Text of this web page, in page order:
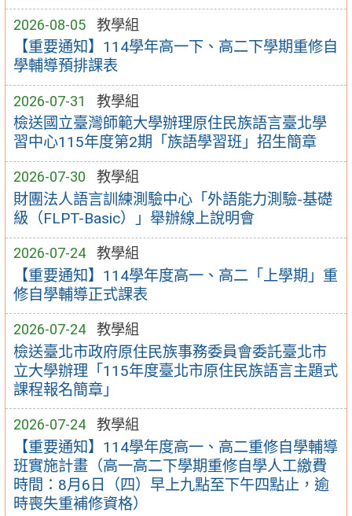
2026-08-05 教學組
【重要通知】114學年高一下、高二下學期重修自
學輔導預排課表
2026-07-31 教學組
檢送國立臺灣師範大學辦理原住民族語言臺北學
習中心115年度第2期「族語學習班」招生簡章
2026-07-30 教學組
財團法人語言訓練測驗中心「外語能力測驗-基礎
級（FLPT-Basic）」舉辦線上說明會
2026-07-24 教學組
【重要通知】114學年度高一、高二「上學期」重
修自學輔導正式課表
2026-07-24 教學組
檢送臺北市政府原住民族事務委員會委託臺北市
立大學辦理「115年度臺北市原住民族語言主題式
課程報名簡章」
2026-07-24 教學組
【重要通知】114學年度高一、高二重修自學輔導
班實施計畫（高一高二下學期重修自學人工繳費
時間：8月6日（四）早上九點至下午四點止，逾
時喪失重補修資格）